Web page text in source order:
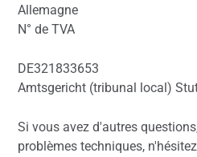
Allemagne
N° de TVA
DE321833653
Amtsgericht (tribunal local)
Si vous avez d'autres
problèmes techniques,